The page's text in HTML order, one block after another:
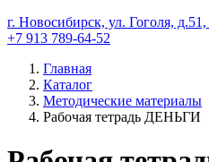
г. Новосибирск, ул. Гоголя,
+7 913 789-64-52
Главная
Каталог
Методические материалы
Рабочая тетрадь ДЕНЬГИ